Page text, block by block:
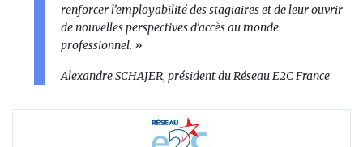
renforcer l’employabilité des stagiaires et de leur ouvrir
de nouvelles perspectives d’accès au monde
professionnel. »
Alexandre SCHAJER, président du Réseau E2C France